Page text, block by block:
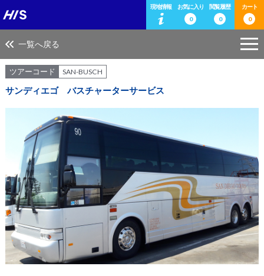
現地情報
お気に入り
0
閲覧履歴
0
カート
0
一覧へ戻る
ツアーコード SAN-BUSCH
サンディエゴ バスチャーターサービス